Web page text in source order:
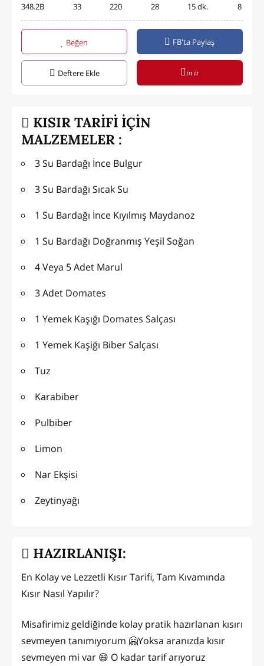
348.2B 33 220 28 15 dk. 8
Beğen FB'ta Paylaş
Deftere Ekle in it
KISIR TARİFİ İÇİN
MALZEMELER :
3 Su Bardağı İnce Bulgur
3 Su Bardağı Sıcak Su
1 Su Bardağı İnce Kıyılmış Maydanoz
1 Su Bardağı Doğranmış Yeşil Soğan
4 Veya 5 Adet Marul
3 Adet Domates
1 Yemek Kaşığı Domates Salçası
1 Yemek Kaşiğı Biber Salçası
Tuz
Karabiber
Pulbiber
Limon
Nar Ekşisi
Zeytinyağı
HAZIRLANIŞI:
En Kolay ve Lezzetli Kısır Tarifi, Tam Kıvamında
Kısır Nasıl Yapılır?
Misafirimiz geldiğinde kolay pratik hazırlanan kısırı
sevmeyen tanımıyorum 🤗Yoksa aranızda kısır
sevmeyen mi var 😄 O kadar tarif arıyoruz